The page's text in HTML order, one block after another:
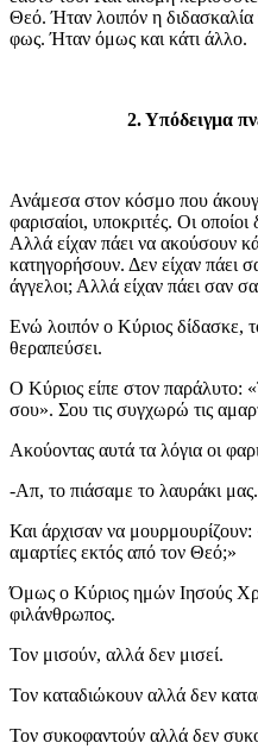
Θεό. Ήταν λοιπόν η
φως. Ήταν όμως και κάτι άλλο.
2. Υπόδειγμα
Ανάμεσα στον κόσμο που
φαρισαίοι, υποκριτές. Οι
Αλλά είχαν πάει να ακούσουν
κατηγορήσουν. Δεν είχαν πάει
άγγελοι; Αλλά είχαν πάει σαν
Ενώ λοιπόν ο Κύριος δίδασκε,
θεραπεύσει.
Ο Κύριος είπε στον παράλυτο:
σου». Σου τις συγχωρώ τις
Ακούοντας αυτά τα λόγια οι
-Απ, το πιάσαμε το λαυράκι
Και άρχισαν να
αμαρτίες εκτός από τον Θεό;»
Όμως ο Κύριος ημών Ιησούς
φιλάνθρωπος.
Τον μισούν, αλλά δεν μισεί.
Τον καταδιώκουν αλλά δεν
Τον συκοφαντούν αλλά δεν